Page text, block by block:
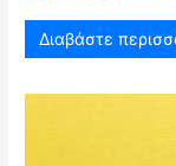
Διαβάστε